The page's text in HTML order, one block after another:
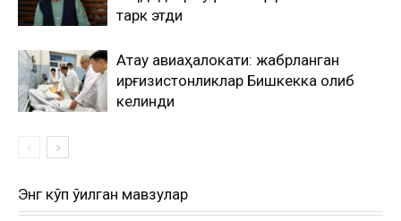
тарк этди
Ақтау авиаҳалокати: жабрланган
қирғизистонликлар Бишкекка олиб
келинди
Энг кўп ўқилган мавзулар